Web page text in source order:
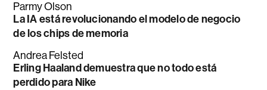
Parmy Olson
La IA está revolucionando el modelo de negocio
de los chips de memoria
Andrea Felsted
Erling Haaland demuestra que no todo está
perdido para Nike